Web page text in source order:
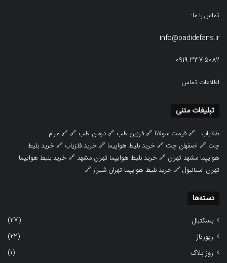
تماس با ما:
info@padidefans.ir
0919.337.5082
اطلاعات تماس
تبلیغات متنی
طلایاب 🔗قیمت سولانا 🔗فرزین طب 🔗درمان طب 🔗 🔗مرام
چت 🔗 اصفهان چت 🔗خرید بلیط هواپیما 🔗خرید فلزیاب 🔗خرید بلیط
هوایپما مشهد تهران 🔗خرید بلیط هوایپما تهران مشهد🔗خرید بلیط هوایپما
تهران استانبول🔗خرید بلیط هوایپما تهران شیراز🔗
دسته‌ها
بسکتبال
(27)
رپورتاژ
(22)
روز بلاگ
(1)